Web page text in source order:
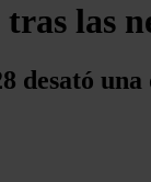
las
desató una